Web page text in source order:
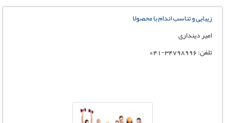
زیبایی و تناسب اندام با محصولا
امیر دینداری
تلفن: 34798996-041